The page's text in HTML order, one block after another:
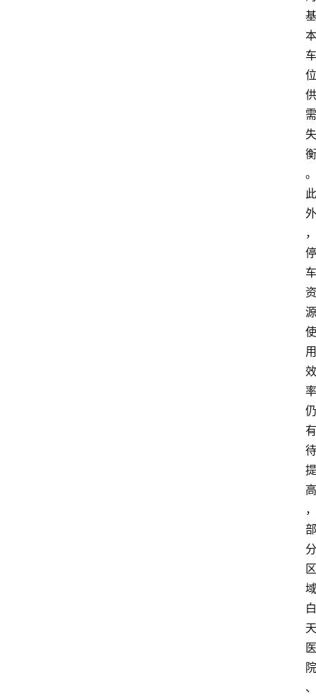
基
本
车
位
供
需
失
衡
。
此
外
，
停
车
资
源
使
用
效
率
仍
有
待
提
高
，
部
分
区
域
白
天
医
院
、